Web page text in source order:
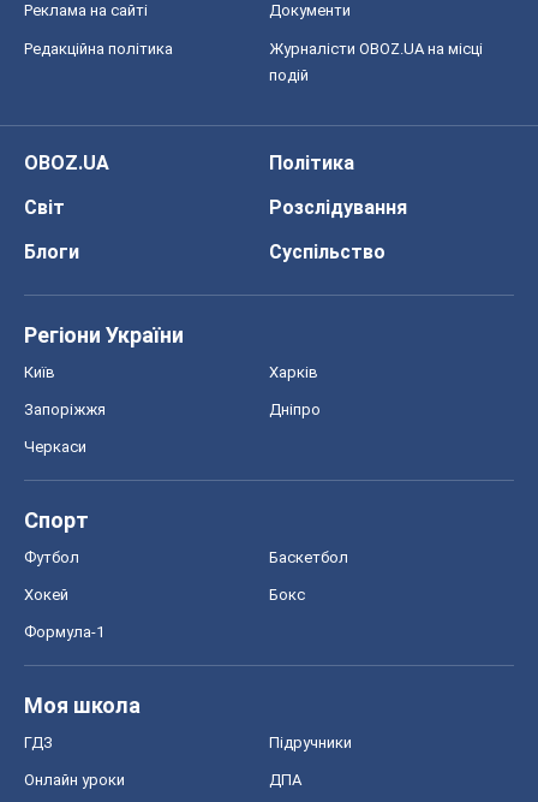
Реклама на сайті Документи
Редакційна політика
Журналісти OBOZ.UA на місці
подій
OBOZ.UA
Політика
Світ
Розслідування
Блоги
Суспільство
Регіони України
Київ Харків
Запоріжжя Дніпро
Черкаси
Спорт
Футбол Баскетбол
Хокей Бокс
Формула-1
Моя школа
ГДЗ Підручники
Онлайн уроки ДПА